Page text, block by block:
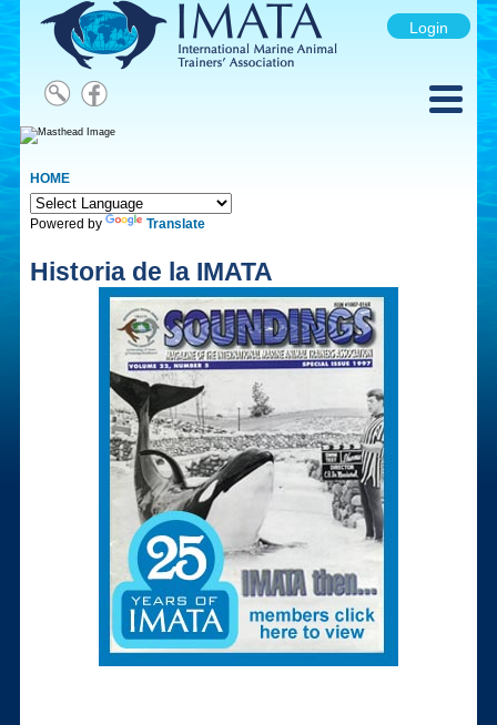
Login
HOME
Powered by Translate
Historia de la IMATA